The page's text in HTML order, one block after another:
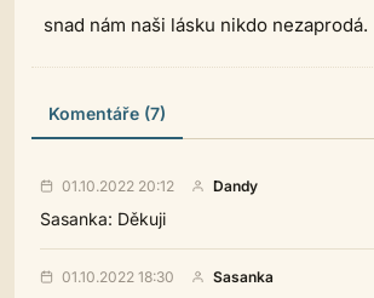
snad nám naši lásku nikdo nezaprodá.
Komentáře (7)
01.10.2022 20:12 Dandy
Sasanka: Děkuji
01.10.2022 18:30 Sasanka